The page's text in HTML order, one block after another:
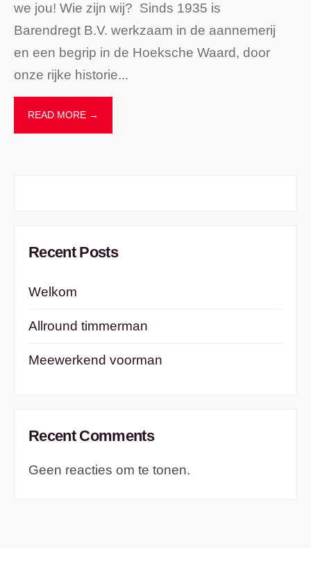
we jou! Wie zijn wij? Sinds 1935 is
Barendregt B.V. werkzaam in de aannemerij
en een begrip in de Hoeksche Waard, door
onze rijke historie...
READ MORE →
Recent Posts
Welkom
Allround timmerman
Meewerkend voorman
Recent Comments
Geen reacties om te tonen.